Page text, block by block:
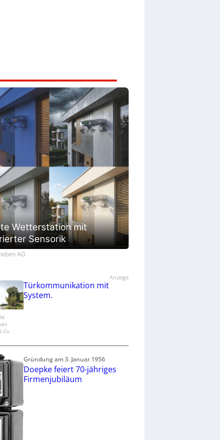
Wetterstation mit
Sensorik
AG
Anzeige
Co.
Türkommunikation mit
System.
Gründung am 3. Januar 1956
Doepke feiert 70-jähriges
Firmenjubiläum